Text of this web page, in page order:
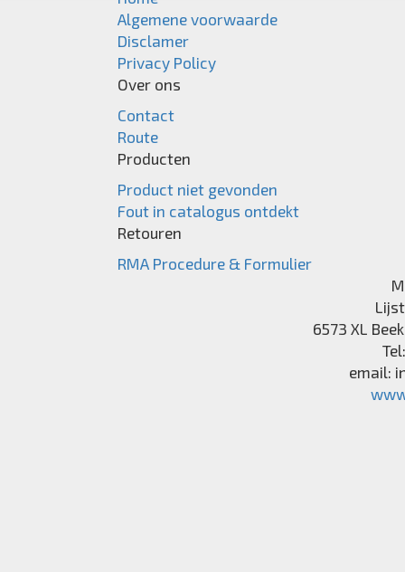
Algemene voorwaarde
Disclamer
Privacy Policy
Over ons
Contact
Route
Producten
Product niet gevonden
Fout in catalogus ontdekt
Retouren
RMA Procedure & Formulier
6573 XL
email: